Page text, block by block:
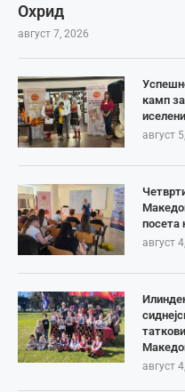
Охрид
август 7, 2026
камп
август
посета
август
август